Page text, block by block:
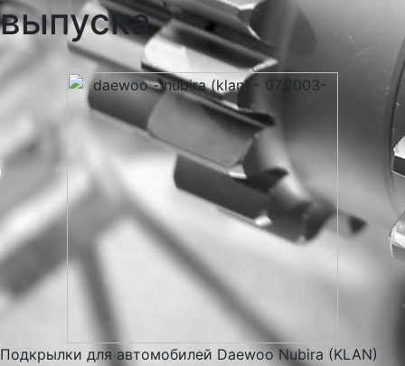
выпуска
Подкрылки для автомобилей Daewoo Nubira (KLAN)